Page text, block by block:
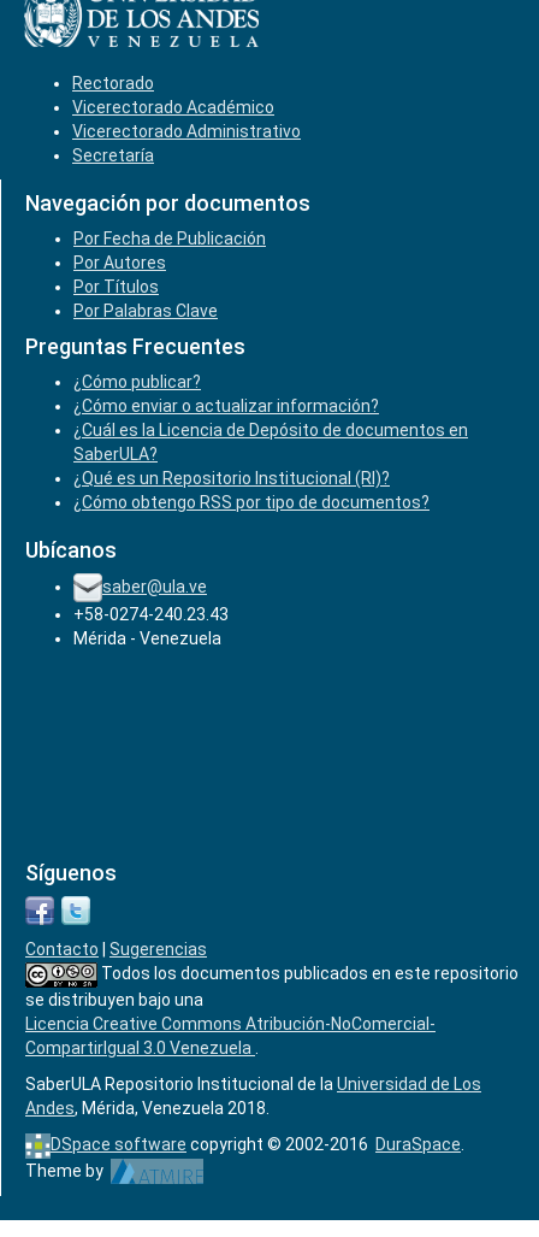
Rectorado
Vicerectorado Académico
Vicerectorado Administrativo
Secretaría
Navegación por documentos
Por Fecha de Publicación
Por Autores
Por Títulos
Por Palabras Clave
Preguntas Frecuentes
¿Cómo publicar?
¿Cómo enviar o actualizar información?
¿Cuál es la Licencia de Depósito de documentos en
SaberULA?
¿Qué es un Repositorio Institucional (RI)?
¿Cómo obtengo RSS por tipo de documentos?
Ubícanos
saber@ula.ve
+58-0274-240.23.43
Mérida - Venezuela
Síguenos
Contacto
Sugerencias
Todos los documentos publicados en este repositorio
se distribuyen bajo una
Licencia Creative Commons Atribución-NoComercial-
CompartirIgual 3.0 Venezuela
SaberULA Repositorio Institucional de la Universidad de Los
Andes, Mérida, Venezuela 2018.
DSpace software copyright © 2002-2016 DuraSpace
Theme by